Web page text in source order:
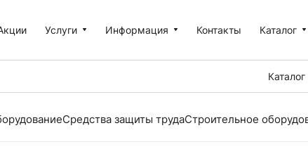
Услуги Информация Контакты Каталог
Каталог
Средства защиты трудаСтроительное